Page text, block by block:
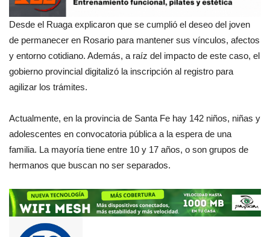
Desde el Ruaga explicaron que se cumplió el deseo del joven
de permanecer en Rosario para mantener sus vínculos, afectos
y entorno cotidiano. Además, a raíz del impacto de este caso, el
gobierno provincial digitalizó la inscripción al registro para
agilizar los trámites.
Actualmente, en la provincia de Santa Fe hay 142 niños, niñas y
adolescentes en convocatoria pública a la espera de una
familia. La mayoría tiene entre 10 y 17 años, o son grupos de
hermanos que buscan no ser separados.